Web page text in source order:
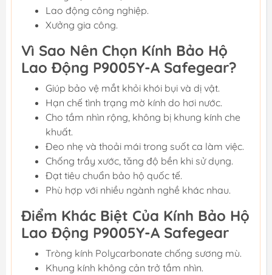
Lao động công nghiệp.
Xưởng gia công.
Vì Sao Nên Chọn Kính Bảo Hộ
Lao Động P9005Y-A Safegear?
Giúp bảo vệ mắt khỏi khói bụi và dị vật.
Hạn chế tình trạng mờ kính do hơi nước.
Cho tầm nhìn rộng, không bị khung kính che
khuất.
Đeo nhẹ và thoải mái trong suốt ca làm việc.
Chống trầy xước, tăng độ bền khi sử dụng.
Đạt tiêu chuẩn bảo hộ quốc tế.
Phù hợp với nhiều ngành nghề khác nhau.
Điểm Khác Biệt Của Kính Bảo Hộ
Lao Động P9005Y-A Safegear
Tròng kính Polycarbonate chống sương mù.
Khung kính không cản trở tầm nhìn.